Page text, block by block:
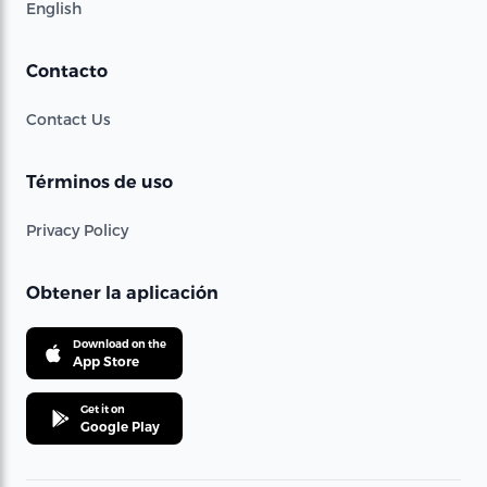
English
Contacto
Contact Us
Términos de uso
Privacy Policy
Obtener la aplicación
Download on the
App Store
Get it on
Google Play